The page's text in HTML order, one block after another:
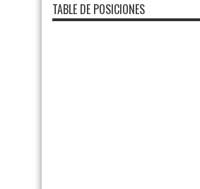
TABLE DE POSICIONES